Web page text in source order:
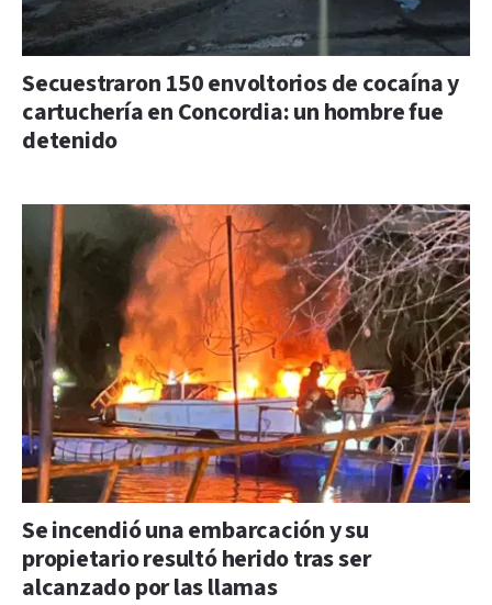
Secuestraron 150 envoltorios de cocaína y
cartuchería en Concordia: un hombre fue
detenido
Se incendió una embarcación y su
propietario resultó herido tras ser
alcanzado por las llamas